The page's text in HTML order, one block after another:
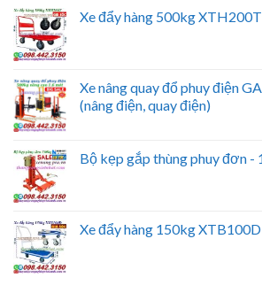
Xe đẩy hàng 500kg XTH200T
Xe nâng quay đổ phuy điện
(nâng điện, quay điện)
Bộ kẹp gắp thùng phuy đơn -
Xe đẩy hàng 150kg XTB100D